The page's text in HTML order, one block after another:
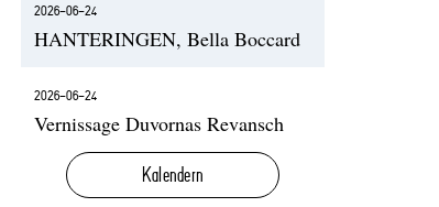
2026-06-24
HANTERINGEN, Bella Boccard
2026-06-24
Vernissage Duvornas Revansch
Kalendern